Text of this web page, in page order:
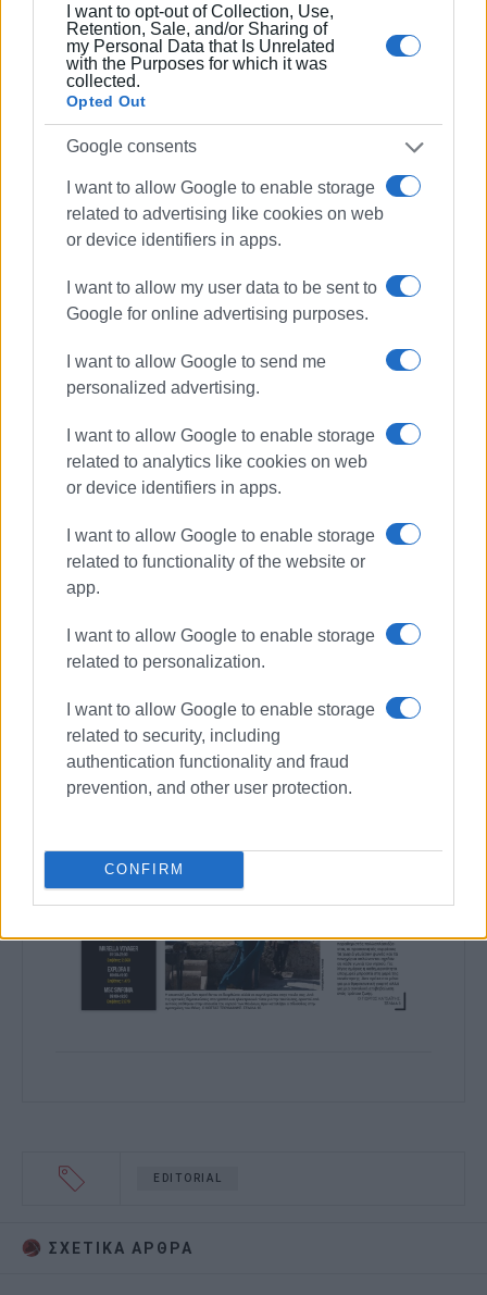
I want to opt-out of Collection, Use,
Retention, Sale, and/or Sharing of
my Personal Data that Is Unrelated
with the Purposes for which it was
collected.
Opted Out
Google consents
I want to allow Google to enable storage
related to advertising like cookies on web
or device identifiers in apps.
I want to allow my user data to be sent to
Google for online advertising purposes.
I want to allow Google to send me
personalized advertising.
I want to allow Google to enable storage
related to analytics like cookies on web
or device identifiers in apps.
I want to allow Google to enable storage
related to functionality of the website or
app.
I want to allow Google to enable storage
related to personalization.
I want to allow Google to enable storage
related to security, including
authentication functionality and fraud
prevention, and other user protection.
CONFIRM
Είναι ο εκδότης - διευθυντής της Ενημέρωσης.
Έχει σπουδάσει και εργαστεί ως μηχανικός και
ηλεκτρονικός. Δημοσιογραφεί από τις αρχές της
δεκαετίας του 1980. Έχει συνεργαστεί με σχεδόν
όλες τις αθηναϊκές εφημερίδες. Διετέλεσε
πρόεδρος του Συνδέσμου Ημερησίων
υπηρέτησε και από τη θέση του γενικού
γραμματέα στο δ.σ. επί οκτώ χρόνια. Πιστεύει
πως η ισχυρότερη ιδιότητα του δημοσιογράφου
στην ενημέρωση είναι το ενδιαφέρον του για τα
κοινά και στην επικοινωνία η έντιμη και
ανιδιοτελής διαμεσολάβηση.
Ακολουθήστε το enimerosi στο
Συνδρομητές στο e-paper
EDITORIAL
ΣΧΕΤΙΚA AΡΘΡΑ